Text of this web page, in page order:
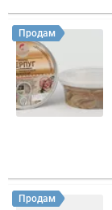
Продам
Продам